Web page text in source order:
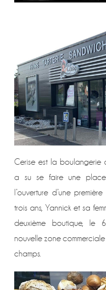
Cerise est la boulangerie
a su se faire une
l’ouverture d’une
trois ans, Yannick et sa
deuxième boutique, le
nouvelle zone
champs.